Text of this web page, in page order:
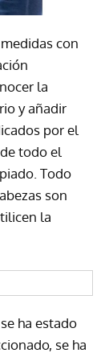
con
la
y añadir
por el
todo el
Todo
son
la
ha estado
se ha